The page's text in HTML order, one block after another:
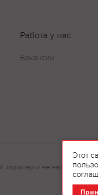
Работа у нас
Вакансии
характер и не являются
Этот